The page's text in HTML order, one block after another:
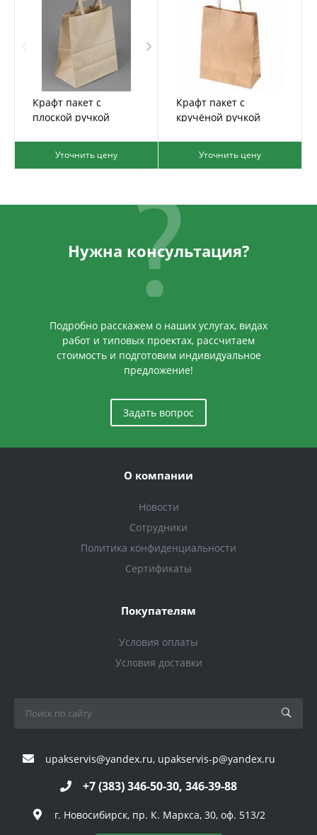
Крафт пакет с
плоской ручкой
Уточнить цену
Крафт пакет с
кручёной ручкой
Уточнить цену
Нужна консультация?
Подробно расскажем о наших услугах, видах
работ и типовых проектах, рассчитаем
стоимость и подготовим индивидуальное
предложение!
Задать вопрос
О компании
Новости
Сотрудники
Политика конфиденциальности
Сертификаты
Покупателям
Условия оплаты
Условия доставки
upakservis@yandex.ru, upakservis-p@yandex.ru
+7 (383) 346-50-30, 346-39-88
г. Новосибирск, пр. К. Маркса, 30, оф. 513/2